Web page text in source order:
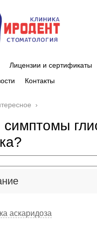
Лицензии и сертификаты
Контакты
›
симптомы
аскаридоза